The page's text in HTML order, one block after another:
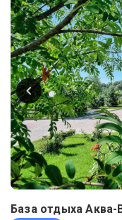
База отдыха Аква-